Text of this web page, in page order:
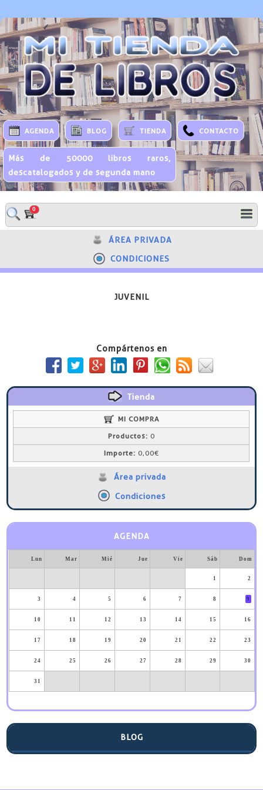
AGENDA BLOG TIENDA CONTACTO
Más de 50000 libros raros,
descatalogados y de segunda mano
0
ÁREA PRIVADA
CONDICIONES
JUVENIL
Compártenos en
Tienda
MI COMPRA
Productos: 0
Importe: 0,00€
Área privada
Condiciones
AGENDA
Lun Mar Mié Jue Vie Sáb Dom
1 2
3 4 5 6 7 8 9
10 11 12 13 14 15 16
17 18 19 20 21 22 23
24 25 26 27 28 29 30
31
BLOG